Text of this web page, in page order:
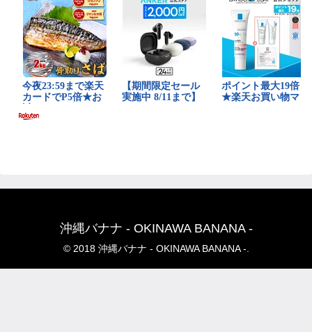
沖縄バナナ - OKINAWA BANANA -
© 2018 沖縄バナナ - OKINAWA BANANA -.